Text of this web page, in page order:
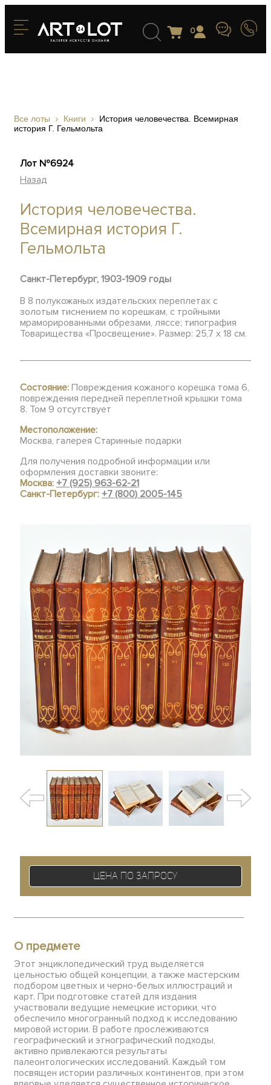
0
Все лоты Книги
История человечества. Всемирная
история Г. Гельмольта
Лот №6924
Назад
История человечества.
Всемирная история Г.
Гельмольта
Санкт-Петербург, 1903-1909 годы
В 8 полукожаных издательских переплетах с
золотым тиснением по корешкам, с тройными
мраморированными обрезами, ляссе; типография
Товарищества «Просвещение». Размер: 25,7 х 18 см.
Состояние: Повреждения кожаного корешка тома 6,
повреждения передней переплетной крышки тома
8. Том 9 отсутствует
Местоположение:
Москва, галерея Старинные подарки
Для получения подробной информации или
оформления доставки звоните:
Москва:+7 (925) 963-62-21
Санкт-Петербург:+7 (800) 2005-145
Цена по запросу
О предмете
Этот энциклопедический труд выделяется
цельностью общей концепции, а также мастерским
подбором цветных и черно-белых иллюстраций и
карт. При подготовке статей для издания
участвовали ведущие немецкие историки, что
обеспечило многогранный подход к исследованию
мировой истории. В работе прослеживаются
географический и этнографический подходы,
активно привлекаются результаты
палеонтологических исследований. Каждый том
посвящен истории различных континентов, при этом